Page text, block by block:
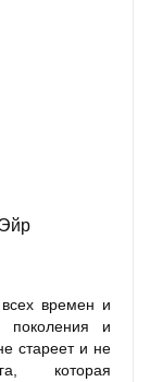
времен и
поколения и
стареет и не
которая